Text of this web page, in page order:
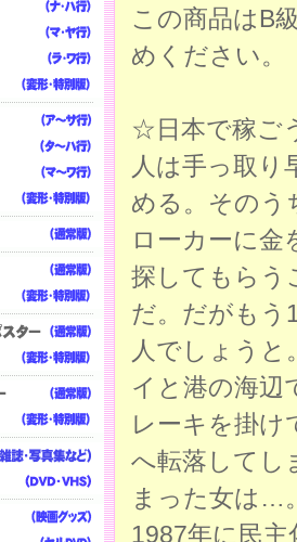
この商品はB
めください。
☆日本で稼ご
人は手っ取り
める。そのう
ローカーに金
探してもらう
だ。だがもう
人でしょうと
イと港の海辺
レーキを掛け
へ転落してし
まった女は…
1987年に民